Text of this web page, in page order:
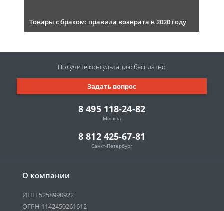
Товары с браком: правила возврата в 2020 году
О компании
ИНН 5258990922
ОГРН 1142450261612
8 495 118-24-82
Москва
8 812 425-67-81
Санкт-Петербург
Задать вопрос
Получите консультациюбесплатно